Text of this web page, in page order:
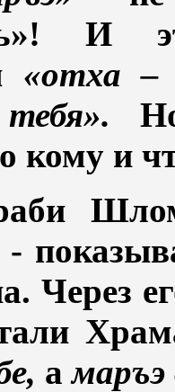
И
«отха
кому и
-
Через
а